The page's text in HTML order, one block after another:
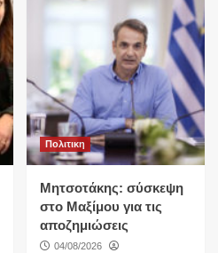
Πολιτικη
Μητσοτάκης: σύσκεψη
στο Μαξίμου για τις
αποζημιώσεις
04/08/2026